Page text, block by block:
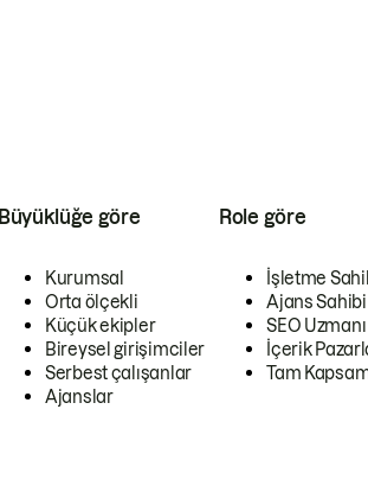
Büyüklüğe göre
Kurumsal
Orta ölçekli
Küçük ekipler
Bireysel girişimciler
Serbest çalışanlar
Ajanslar
Role göre
İşletme
Ajans Sahibi
SEO Uzmanı
İçerik
Tam